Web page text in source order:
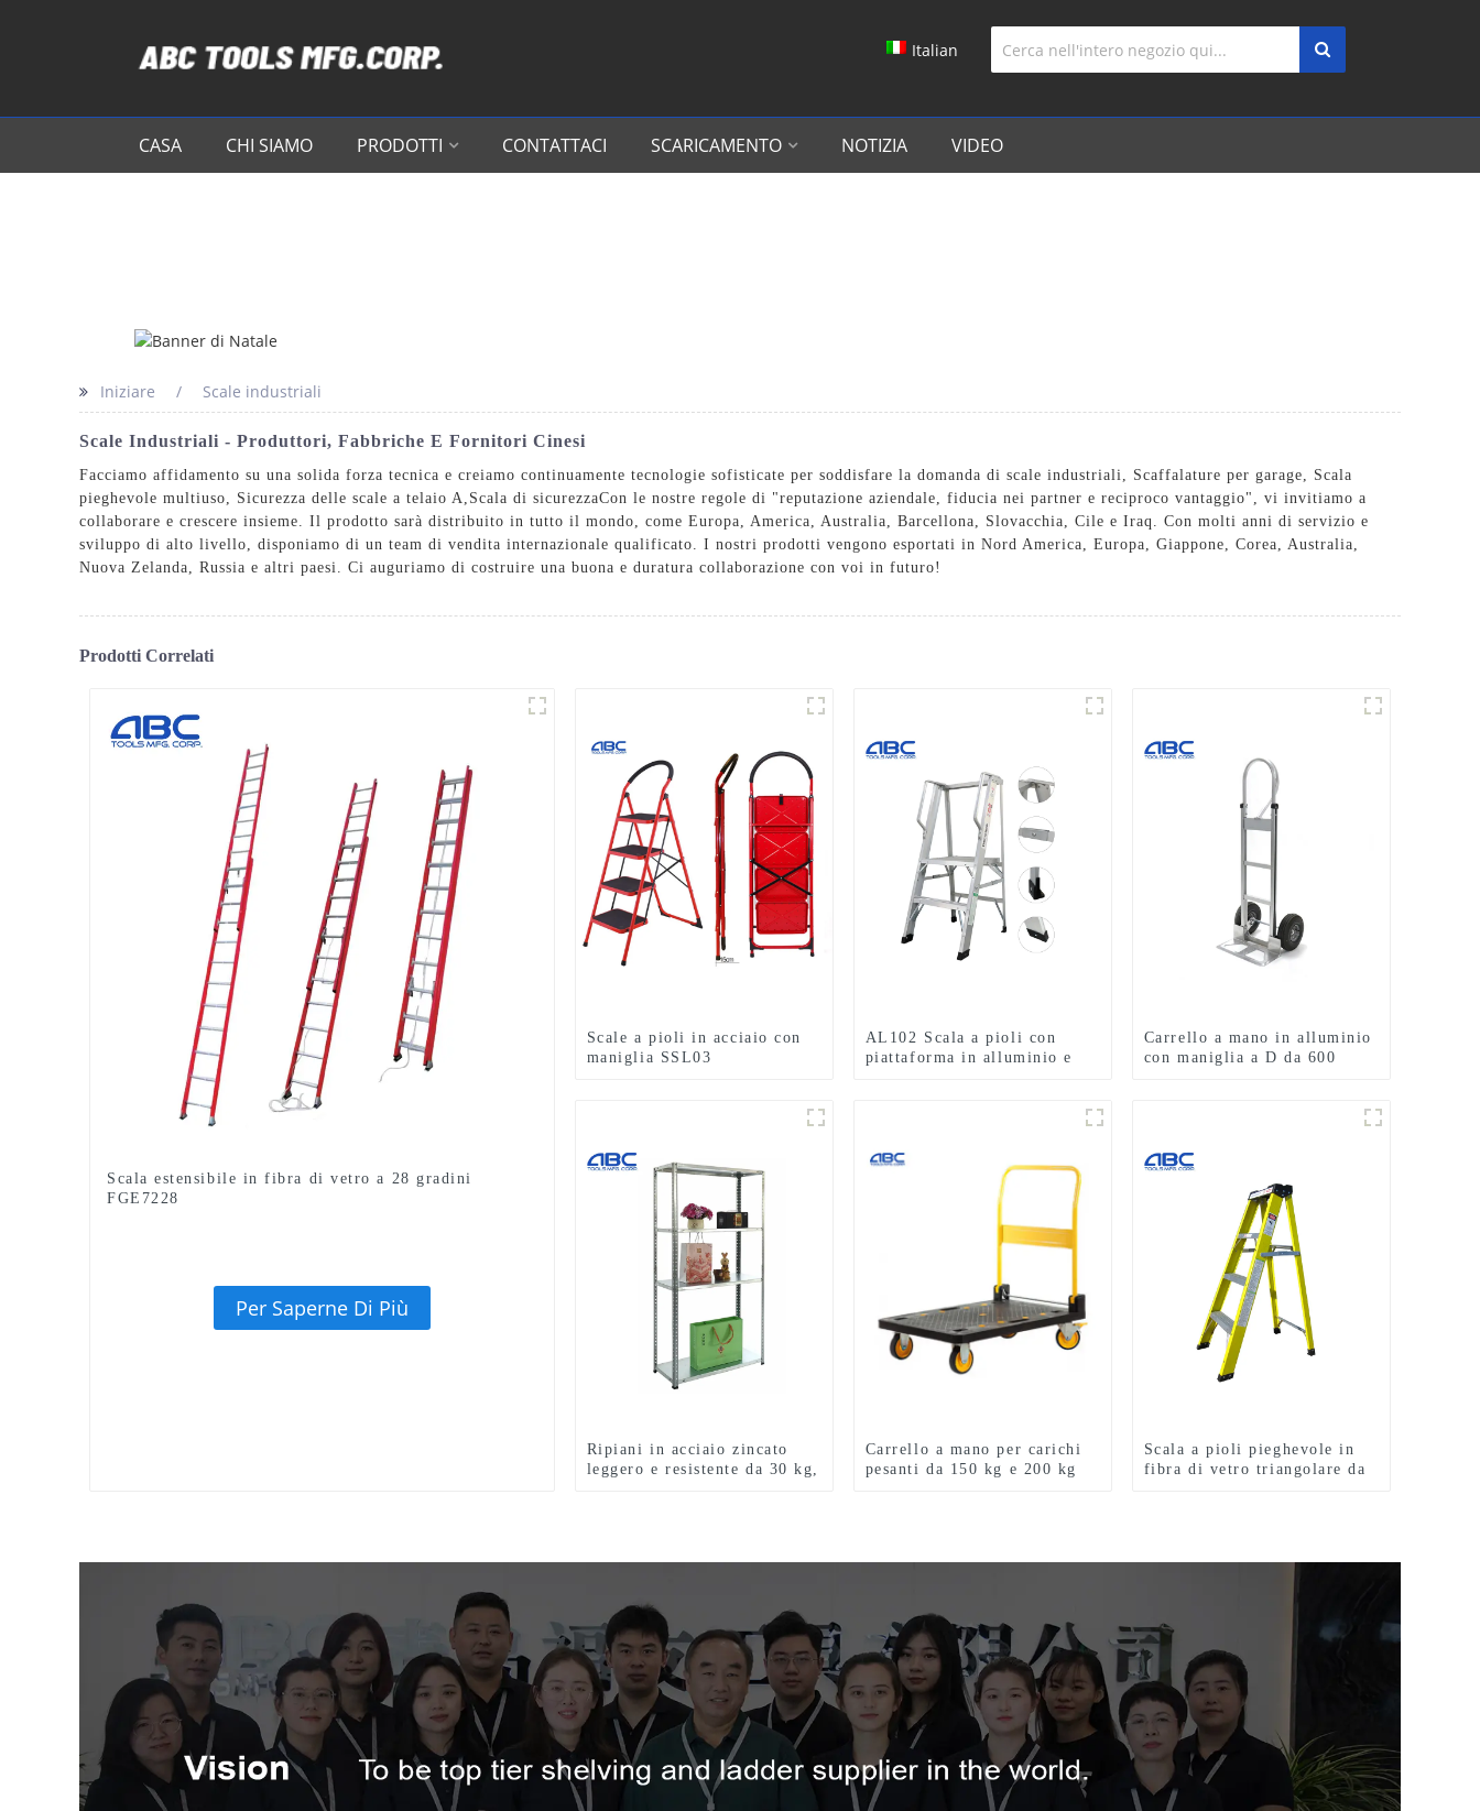
Italian
CASA CHI SIAMO PRODOTTI CONTATTACI SCARICAMENTO NOTIZIA VIDEO
Iniziare Scale industriali
Scale Industriali - Produttori, Fabbriche E Fornitori Cinesi
Facciamo affidamento su una solida forza tecnica e creiamo continuamente tecnologie sofisticate per soddisfare la domanda di scale industriali, Scaffalature per garage
Scala
pieghevole multiuso
Sicurezza delle scale a telaio A Scala di sicurezzaCon le nostre regole di "reputazione aziendale, fiducia nei partner e reciproco vantaggio", vi invitiamo a
collaborare e crescere insieme. Il prodotto sarà distribuito in tutto il mondo, come Europa, America, Australia, Barcellona, Slovacchia, Cile e Iraq. Con molti anni di servizio e
sviluppo di alto livello, disponiamo di un team di vendita internazionale qualificato. I nostri prodotti vengono esportati in Nord America, Europa, Giappone, Corea, Australia,
Nuova Zelanda, Russia e altri paesi. Ci auguriamo di costruire una buona e duratura collaborazione con voi in futuro!
Prodotti Correlati
Scala estensibile in fibra di vetro a 28 gradini
FGE7228
Per Saperne Di Più
Scale a pioli in acciaio con
maniglia SSL03
AL102 Scala a pioli con
piattaforma in alluminio e
Carrello a mano in alluminio
con maniglia a D da 600
Ripiani in acciaio zincato
leggero e resistente da 30 kg,
Carrello a mano per carichi
pesanti da 150 kg e 200 kg
Scala a pioli pieghevole in
fibra di vetro triangolare da